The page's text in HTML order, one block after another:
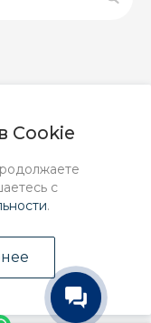
Cookie
с
.
условиях не
ГК РФ.